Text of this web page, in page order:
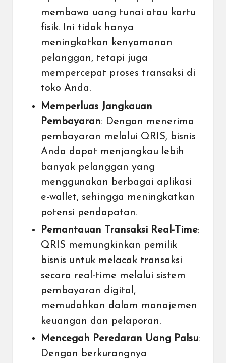
membawa uang tunai atau kartu
fisik. Ini tidak hanya
meningkatkan kenyamanan
pelanggan, tetapi juga
mempercepat proses transaksi di
toko Anda.
Memperluas Jangkauan
Pembayaran: Dengan menerima
pembayaran melalui QRIS, bisnis
Anda dapat menjangkau lebih
banyak pelanggan yang
menggunakan berbagai aplikasi
e-wallet, sehingga meningkatkan
potensi pendapatan.
Pemantauan Transaksi Real-Time:
QRIS memungkinkan pemilik
bisnis untuk melacak transaksi
secara real-time melalui sistem
pembayaran digital,
memudahkan dalam manajemen
keuangan dan pelaporan.
Mencegah Peredaran Uang Palsu:
Dengan berkurangnya